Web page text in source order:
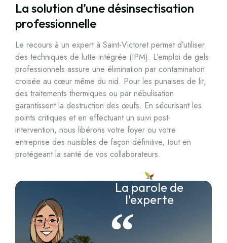
La solution d’une désinsectisation
professionnelle
Le recours à un expert à Saint-Victoret permet d’utiliser
des techniques de lutte intégrée (IPM). L’emploi de gels
professionnels assure une élimination par contamination
croisée au cœur même du nid. Pour les punaises de lit,
des traitements thermiques ou par nébulisation
garantissent la destruction des œufs. En sécurisant les
points critiques et en effectuant un suivi post-
intervention, nous libérons votre foyer ou votre
entreprise des nuisibles de façon définitive, tout en
protégeant la santé de vos collaborateurs.
La parole de
l'experte